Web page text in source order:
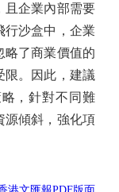
企業內部需要
行沙盒中，企業
略了商業價值的
限。因此，建議
，針對不同難
源傾斜，強化項